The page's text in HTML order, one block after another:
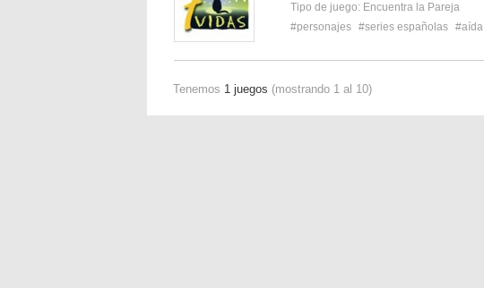
Tipo de juego: Encuentra la Pareja
#personajes #series españolas #aída
Tenemos 1 juegos (mostrando 1 al 10)